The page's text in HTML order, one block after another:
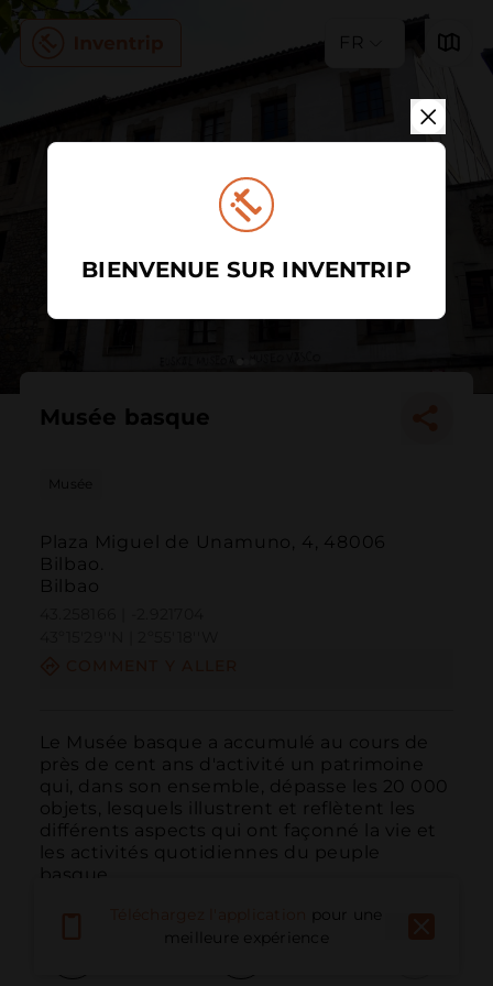
FR
Musée basque
Musée
Plaza Miguel de Unamuno, 4, 48006
Bilbao.
Bilbao
Le Musée basque a accumulé au cours de
près de cent ans d'activité un patrimoine
qui, dans son ensemble, dépasse les 20 000
objets, lesquels illustrent et reflètent les
différents aspects qui ont façonné la vie et
les activités quotidiennes du peuple
basque.
pour une
meilleure expérience
BIENVENUE SUR INVENTRIP